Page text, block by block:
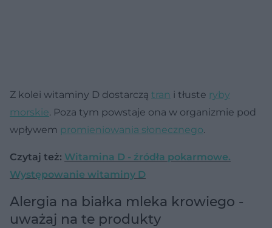
Z kolei witaminy D dostarczą tran i tłuste ryby
morskie. Poza tym powstaje ona w organizmie pod
wpływem promieniowania słonecznego.
Czytaj też: Witamina D - źródła pokarmowe.
Występowanie witaminy D
Alergia na białka mleka krowiego -
uważaj na te produkty